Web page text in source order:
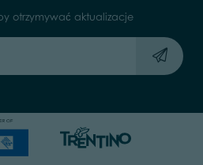
otrzymywać aktualizacje